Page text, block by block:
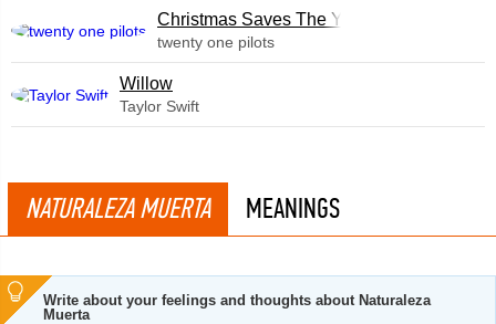
Christmas Saves The Year
twenty one pilots
Willow
Taylor Swift
NATURALEZA MUERTA MEANINGS
Write about your feelings and thoughts about Naturaleza
Muerta